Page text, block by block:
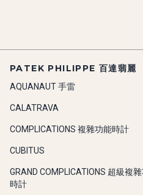
PATEK PHILIPPE 百達翡麗
AQUANAUT 手雷
CALATRAVA
COMPLICATIONS 複雜功能時計
CUBITUS
GRAND COMPLICATIONS 超級複
時計